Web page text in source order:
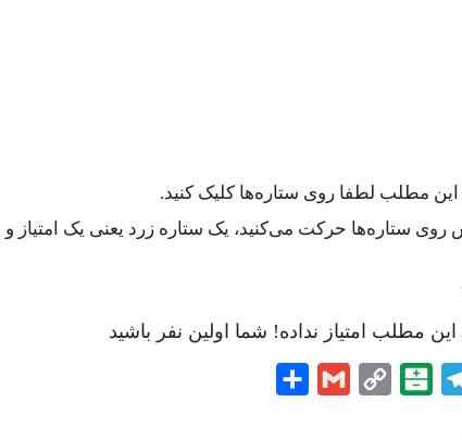
این مطلب لطفا روی ستاره‌ها کلیک کنید.
روی ستاره‌ها حرکت می‌کنید، یک ستاره زرد یعنی یک امتیاز و
مطلب امتیاز نداده! شما اولین نفر باشید
Telegram
Balatarin
Copy
Gmail